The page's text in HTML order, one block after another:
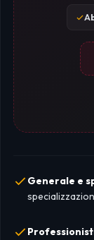
Generale e